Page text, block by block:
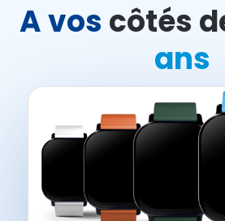
A vos côtés
ans